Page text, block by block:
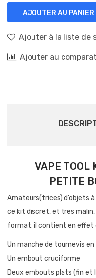
AJOUTER AU PANIER
Ajouter à la liste de
Ajouter au
VAPE TOOL
PETITE
Amateurs(trices) d’objets
ce kit discret, et très malin,
format, il contient en effet
Un manche de tournevis en
Un embout cruciforme
Deux embouts plats (fin et